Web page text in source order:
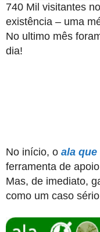
740 Mil visitantes
existência – uma
No ultimo mês
dia!
No início, o ala que
ferramenta de
Mas, de imediato,
como um caso